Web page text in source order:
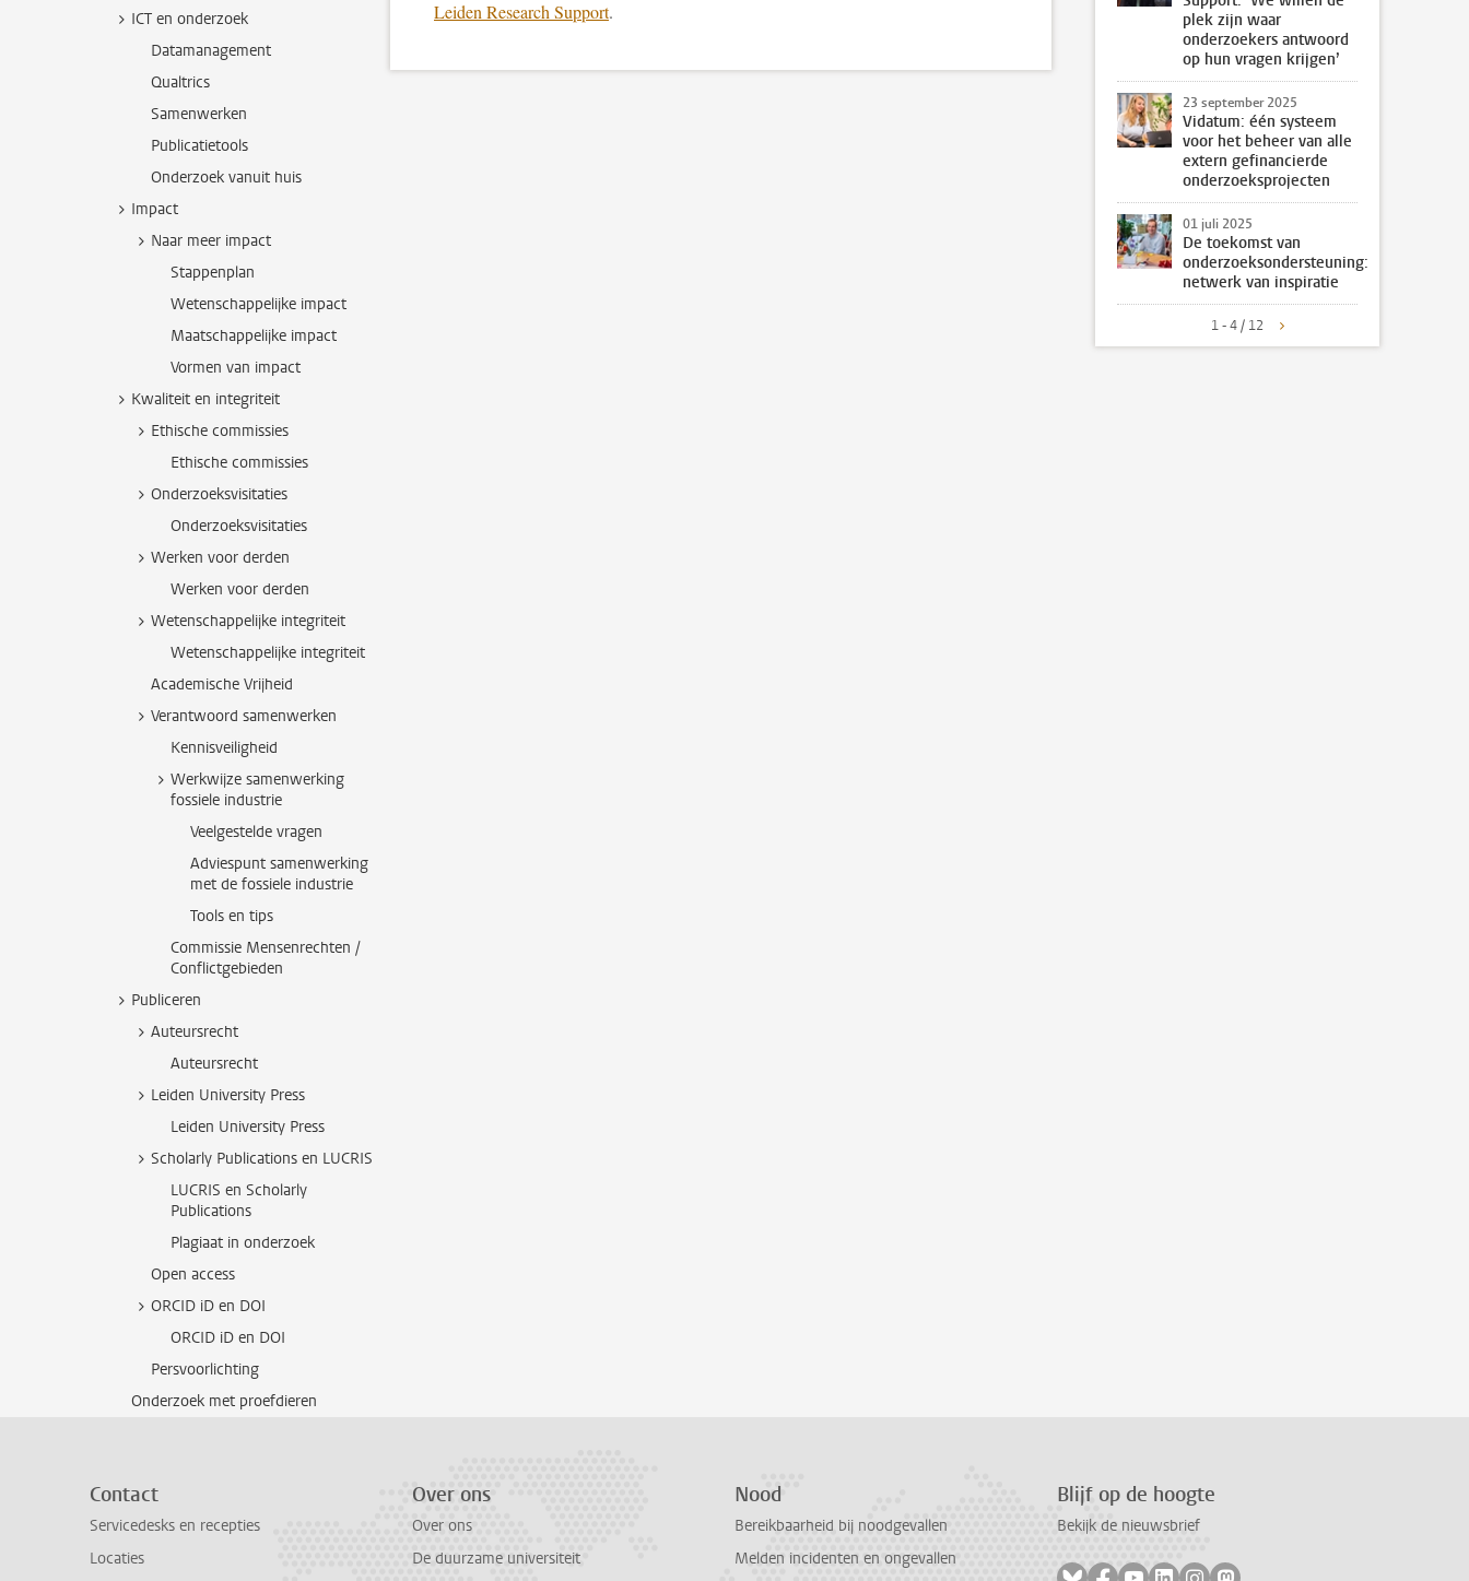
ICT en onderzoek
Datamanagement
Qualtrics
Samenwerken
Publicatietools
Onderzoek vanuit huis
Impact
Naar meer impact
Stappenplan
Wetenschappelijke impact
Maatschappelijke impact
Vormen van impact
Kwaliteit en integriteit
Ethische commissies
Ethische commissies
Onderzoeksvisitaties
Onderzoeksvisitaties
Werken voor derden
Werken voor derden
Wetenschappelijke integriteit
Wetenschappelijke integriteit
Academische Vrijheid
Verantwoord samenwerken
Kennisveiligheid
Werkwijze samenwerking
fossiele industrie
Veelgestelde vragen
Adviespunt samenwerking
met de fossiele industrie
Tools en tips
Commissie Mensenrechten /
Conflictgebieden
Publiceren
Auteursrecht
Auteursrecht
Leiden University Press
Leiden University Press
Scholarly Publications en LUCRIS
LUCRIS en Scholarly
Publications
Plagiaat in onderzoek
Open access
ORCID iD en DOI
ORCID iD en DOI
Persvoorlichting
Onderzoek met proefdieren
Leiden Research Support.
plek zijn waar
onderzoekers antwoord
op hun vragen krijgen’
23 september 2025
Vidatum: één systeem
voor het beheer van alle
extern gefinancierde
onderzoeksprojecten
01 juli 2025
De toekomst van
onderzoeksondersteuning:
netwerk van inspiratie
1 - 4 / 12
Contact
Servicedesks en recepties
Locaties
Over ons
Over ons
De duurzame universiteit
Nood
Bereikbaarheid bij noodgevallen
Melden incidenten en ongevallen
Blijf op de hoogte
Bekijk de nieuwsbrief
Volg ons op bluesky
Volg ons op facebook
Volg ons op youtube
Volg ons op linkedin
Volg ons op instagram
Volg ons op mastodon